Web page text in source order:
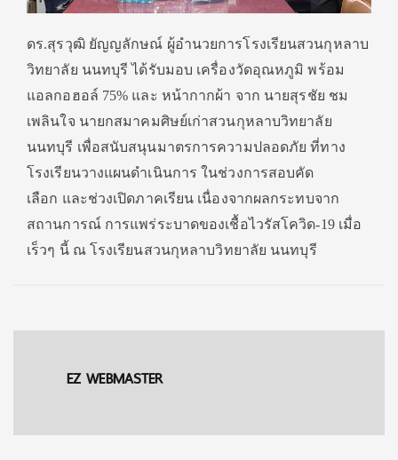
ดร.สุรวุฒิ ยัญญลักษณ์ ผู้อำนวยการโรงเรียนสวนกุหลาบ
วิทยาลัย นนทบุรี ได้รับมอบ เครื่องวัดอุณหภูมิ พร้อม
แอลกอฮอล์ 75% และ หน้ากากผ้า จาก นายสุรชัย ชม
เพลินใจ นายกสมาคมศิษย์เก่าสวนกุหลาบวิทยาลัย
นนทบุรี เพื่อสนับสนุนมาตรการความปลอดภัย ที่ทาง
โรงเรียนวางแผนดำเนินการ ในช่วงการสอบคัด
เลือก และช่วงเปิดภาคเรียน เนื่องจากผลกระทบจาก
สถานการณ์ การแพร่ระบาดของเชื้อไวรัสโควิด-19 เมื่อ
เร็วๆ นี้ ณ โรงเรียนสวนกุหลาบวิทยาลัย นนทบุรี
EZ WEBMASTER